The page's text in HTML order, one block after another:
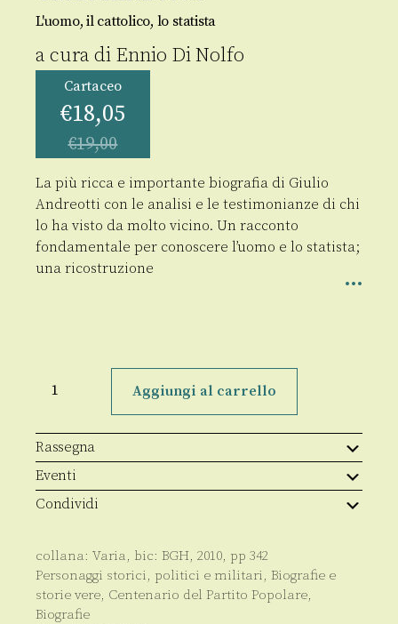
L'uomo, il cattolico, lo statista
a cura di Ennio Di Nolfo
Cartaceo
€18,05
€19,00
La più ricca e importante biografia di Giulio
Andreotti con le analisi e le testimonianze di chi
lo ha visto da molto vicino. Un racconto
fondamentale per conoscere l’uomo e lo statista;
una ricostruzione
Andreotti
Aggiungi al carrello
Rassegna
Eventi
Condividi
collana: Varia, bic: BGH, 2010, pp 342
Personaggi storici, politici e militari, Biografie e
storie vere, Centenario del Partito Popolare,
Biografie